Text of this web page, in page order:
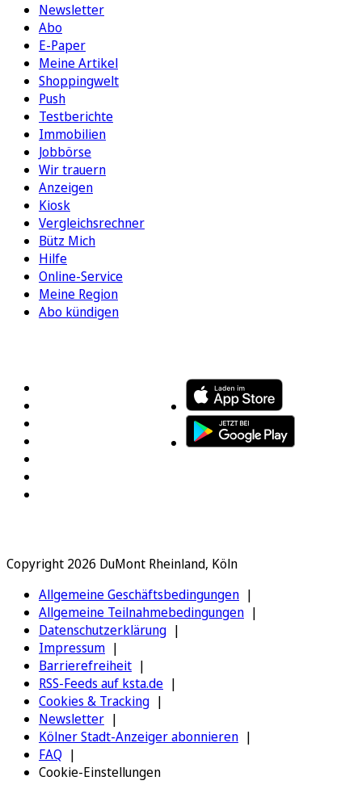
Newsletter
Abo
E-Paper
Meine Artikel
Shoppingwelt
Push
Testberichte
Immobilien
Jobbörse
Wir trauern
Anzeigen
Kiosk
Vergleichsrechner
Bütz Mich
Hilfe
Online-Service
Meine Region
Abo kündigen
Copyright 2026 DuMont Rheinland, Köln
Allgemeine Geschäftsbedingungen
Allgemeine Teilnahmebedingungen
Datenschutzerklärung
Impressum
Barrierefreiheit
RSS-Feeds auf ksta.de
Cookies & Tracking
Newsletter
Kölner Stadt-Anzeiger abonnieren
FAQ
Cookie-Einstellungen